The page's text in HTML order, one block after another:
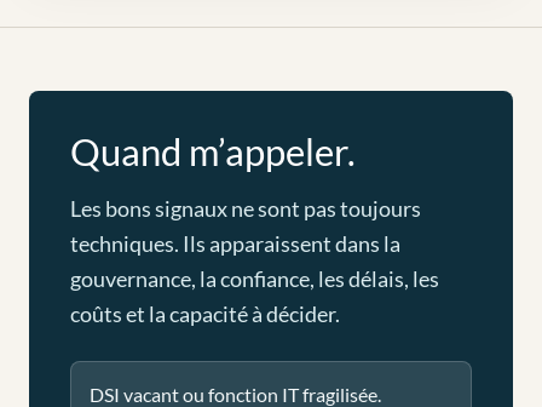
Quand m’appeler.
Les bons signaux ne sont pas toujours
techniques. Ils apparaissent dans la
gouvernance, la confiance, les délais, les
coûts et la capacité à décider.
DSI vacant ou fonction IT fragilisée.